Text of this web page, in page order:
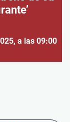
, a las 09:00